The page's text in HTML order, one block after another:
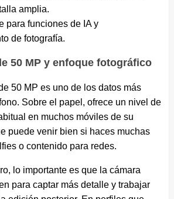
amplia.
para funciones de IA y
de fotografía.
50 MP y enfoque fotográfico
50 MP es uno de los datos más
Sobre el papel, ofrece un nivel de
en muchos móviles de su
puede venir bien si haces muchas
o contenido para redes.
lo importante es que la cámara
para captar más detalle y trabajar